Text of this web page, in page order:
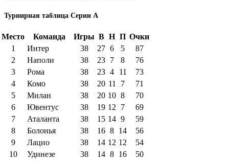
Турнирная таблица Серии А
Место Команда Игры В Н П Очки
1
Интер 38 27 6 5
87
2
Наполи 38 23 7 8
76
3
Рома 38 23 4 11
73
4
Комо 38 20 11 7
71
5
Милан 38 20 10 8
70
6
Ювентус 38 19 12 7
69
7
Аталанта 38 15 14 9
59
8
Болонья 38 16 8 14
56
9
Лацио 38 14 12 12
54
10
Удинезе 38 14 8 16
50